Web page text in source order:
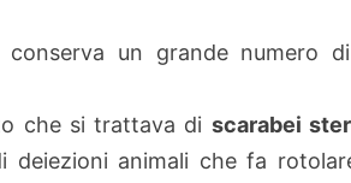
un grande numero
che si trattava di scarabei
animali che fa